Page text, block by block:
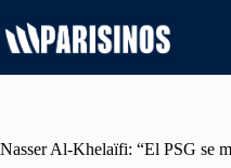
al
contenido
Nasser Al-Khelaïfi: “El PSG se